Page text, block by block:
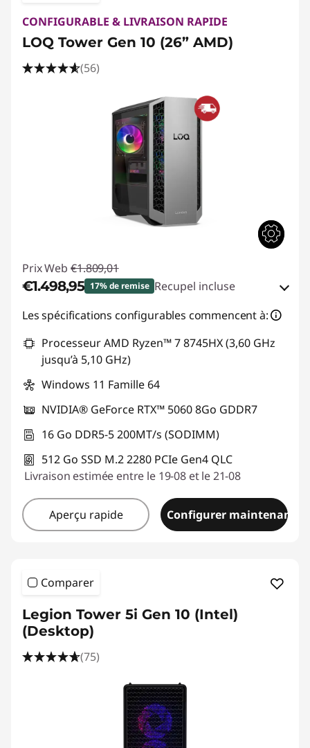
CONFIGURABLE & LIVRAISON RAPIDE
LOQ Tower Gen 10 (26” AMD)
(56)
Prix Web €1.809,01
€1.498,95 17% de remise Recupel incluse
Bons de réduction en ligne :-€310,06
Code de réduction :TOP-GAMING
Les spécifications configurables commencent à:
Processeur AMD Ryzen™ 7 8745HX (3,60 GHz
jusqu’à 5,10 GHz)
Windows 11 Famille 64
NVIDIA® GeForce RTX™ 5060 8Go GDDR7
16 Go DDR5-5 200MT/s (SODIMM)
512 Go SSD M.2 2280 PCIe Gen4 QLC
Livraison estimée entre le 19-08 et le 21-08
Aperçu rapide Configurer maintenant
Comparer
Legion Tower 5i Gen 10 (Intel)
(Desktop)
(75)